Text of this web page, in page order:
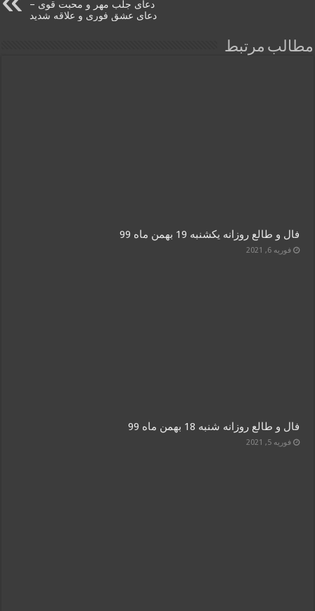
دعای جلب مهر و محبت قوی –
دعای عشق فوری و علاقه شدید
مطالب مرتبط
فال و طالع روزانه یکشنبه 19 بهمن ماه 99
فوریه 6, 2021
فال و طالع روزانه شنبه 18 بهمن ماه 99
فوریه 5, 2021